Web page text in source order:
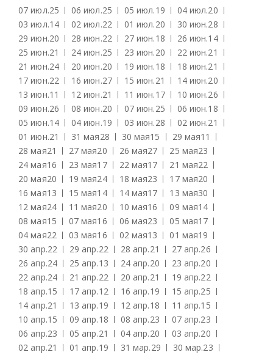
07 июл.25 06 июл.25 05 июл.19 04 июл.20
03 июл.14 02 июл.22 01 июл.20 30 июн.28
29 июн.20 28 июн.22 27 июн.18 26 июн.14
25 июн.21 24 июн.25 23 июн.20 22 июн.21
21 июн.24 20 июн.20 19 июн.18 18 июн.21
17 июн.22 16 июн.27 15 июн.21 14 июн.20
13 июн.11 12 июн.21 11 июн.17 10 июн.26
09 июн.26 08 июн.20 07 июн.25 06 июн.18
05 июн.14 04 июн.19 03 июн.28 02 июн.21
01 июн.21 31 мая28 30 мая15 29 мая11
28 мая21 27 мая20 26 мая27 25 мая23
24 мая16 23 мая17 22 мая17 21 мая22
20 мая20 19 мая24 18 мая23 17 мая20
16 мая13 15 мая14 14 мая17 13 мая30
12 мая24 11 мая20 10 мая16 09 мая14
08 мая15 07 мая16 06 мая23 05 мая17
04 мая22 03 мая16 02 мая13 01 мая19
30 апр.22 29 апр.22 28 апр.21 27 апр.26
26 апр.24 25 апр.13 24 апр.20 23 апр.20
22 апр.24 21 апр.22 20 апр.21 19 апр.22
18 апр.15 17 апр.12 16 апр.19 15 апр.25
14 апр.21 13 апр.19 12 апр.18 11 апр.15
10 апр.15 09 апр.18 08 апр.23 07 апр.23
06 апр.23 05 апр.21 04 апр.20 03 апр.20
02 апр.21 01 апр.19 31 мар.29 30 мар.23